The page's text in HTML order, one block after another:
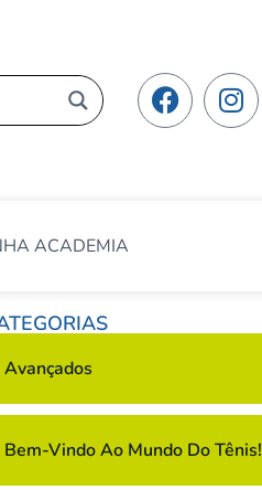
ACADEMIA
Avançados
Bem-Vindo Ao Mundo Do Tênis!